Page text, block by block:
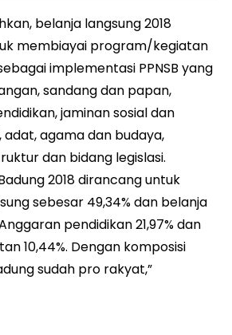
belanja langsung 2018
membiayai program/kegiatan
implementasi PPNSB yang
sandang dan papan,
jaminan sosial dan
adat, agama dan budaya,
dan bidang legislasi.
2018 dirancang untuk
sebesar 49,34% dan belanja
pendidikan 21,97% dan
10,44%. Dengan komposisi
sudah pro rakyat,”